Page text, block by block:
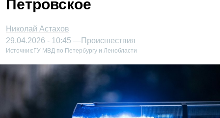
Петровское
Николай Астахов
29.04.2026 - 10:45 —Происшествия
Источник: ГУ МВД по Петербургу и Ленобласти